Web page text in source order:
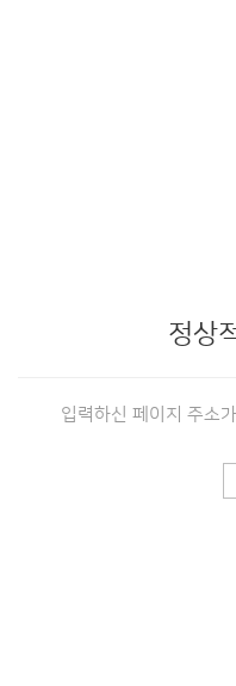
정상
입력하신 페이지 주소